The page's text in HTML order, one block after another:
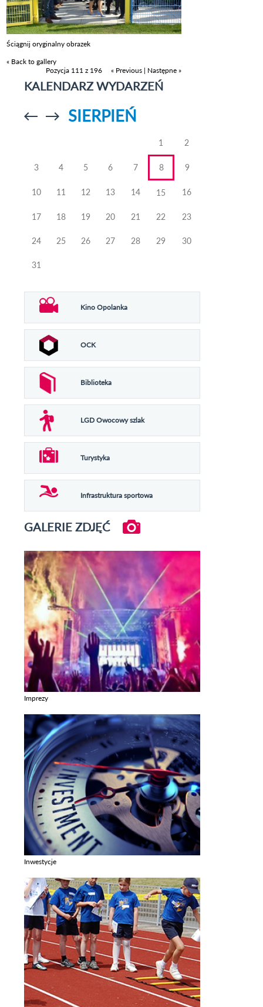
Ściągnij oryginalny obrazek
« Back to gallery
Pozycja 111 z 196
« Previous | Następne »
KALENDARZ WYDARZEŃ
Przejdź doPrzejdź do
SIERPIEŃ
1 2
3 4 5 6 7 8 9
10 11 12 13 14 15 16
17 18 19 20 21 22 23
24 25 26 27 28 29 30
31
Kino Opolanka
OCK
Biblioteka
LGD Owocowy szlak
Turystyka
Infrastruktura sportowa
GALERIE ZDJĘĆ
Imprezy
Inwestycje